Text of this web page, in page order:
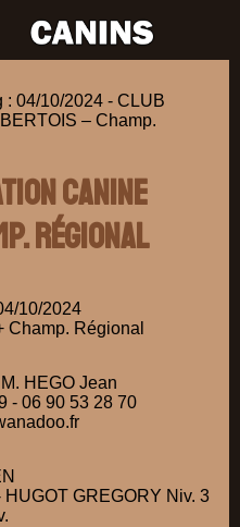
: 04/10/2024 - CLUB
– Champ.
CANINE
Régional
10/2024
Champ. Régional
HEGO Jean
- 06 90 53 28 70
GREGORY Niv. 3